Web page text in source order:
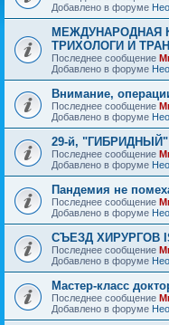
Добавлено в форуме
МЕЖДУНАРОДНАЯ
ТРИХОЛОГИ И
Последнее сообщение
Добавлено в форуме
Внимание,
Последнее сообщение
Добавлено в форуме
29-й,
Последнее сообщение
Добавлено в форуме
Пандемия не
Последнее сообщение
Добавлено в форуме
СЪЕЗД ХИРУРГОВ
Последнее сообщение
Добавлено в форуме
Мастер-класс
Последнее сообщение
Добавлено в форуме